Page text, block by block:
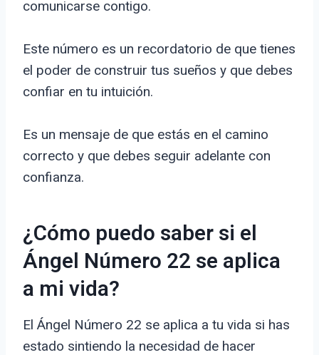
comunicarse contigo.
Este número es un recordatorio de que tienes
el poder de construir tus sueños y que debes
confiar en tu intuición.
Es un mensaje de que estás en el camino
correcto y que debes seguir adelante con
confianza.
¿Cómo puedo saber si el
Ángel Número 22 se aplica
a mi vida?
El Ángel Número 22 se aplica a tu vida si has
estado sintiendo la necesidad de hacer